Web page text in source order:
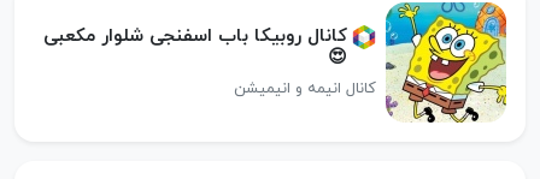
کانال روبیکا باب اسفنجی شلوار مکعبی
😍
کانال انیمه و انیمیشن